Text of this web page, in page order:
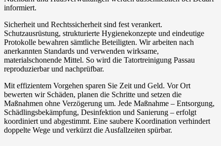
informiert.
Sicherheit und Rechtssicherheit sind fest verankert.
Schutzausrüstung, strukturierte Hygienekonzepte und eindeutige
Protokolle bewahren sämtliche Beteiligten. Wir arbeiten nach
anerkannten Standards und verwenden wirksame,
materialschonende Mittel. So wird die Tatortreinigung Passau
reproduzierbar und nachprüfbar.
Mit effizientem Vorgehen sparen Sie Zeit und Geld. Vor Ort
bewerten wir Schäden, planen die Schritte und setzen die
Maßnahmen ohne Verzögerung um. Jede Maßnahme – Entsorgung,
Schädlingsbekämpfung, Desinfektion und Sanierung – erfolgt
koordiniert und abgestimmt. Eine saubere Koordination verhindert
doppelte Wege und verkürzt die Ausfallzeiten spürbar.